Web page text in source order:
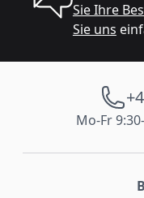
Sie Ihre
Sie uns
Mo-Fr